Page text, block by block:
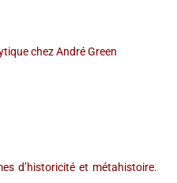
chez André Green
et métahistoire.